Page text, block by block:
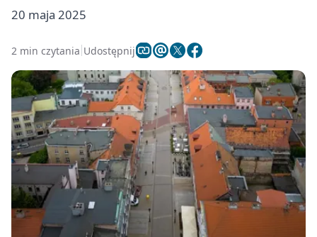
20 maja 2025
2 min czytania Udostępnij